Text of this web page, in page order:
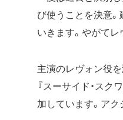
び使うことを決意
いきます。やがて
主演のレヴォン役を
『スーサイド・スク
加しています。ア